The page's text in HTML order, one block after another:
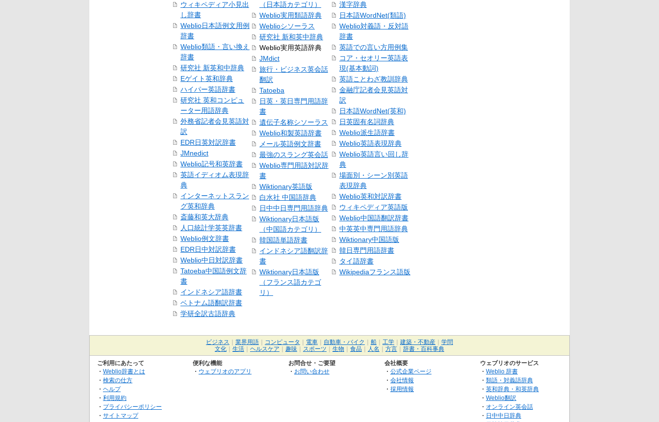
ウィキペディア小見出
し辞書
Weblio日本語例文用例
辞書
Weblio類語・言い換え
辞書
研究社 新英和中辞典
Eゲイト英和辞典
ハイパー英語辞書
研究社 英和コンピュ
ーター用語辞典
外務省記者会見英語対
訳
EDR日英対訳辞書
JMnedict
Weblio記号和英辞書
英語イディオム表現辞
典
インターネットスラン
グ英和辞典
斎藤和英大辞典
人口統計学英英辞書
Weblio例文辞書
EDR日中対訳辞書
Weblio中日対訳辞書
Tatoeba中国語例文辞
書
インドネシア語辞書
ベトナム語翻訳辞書
学研全訳古語辞典
（日本語カテゴリ）
Weblio実用類語辞典
Weblioシソーラス
研究社 新和英中辞典
Weblio実用英語辞典
JMdict
旅行・ビジネス英会話
翻訳
Tatoeba
日英・英日専門用語辞
書
遺伝子名称シソーラス
Weblio和製英語辞書
メール英語例文辞書
最強のスラング英会話
Weblio専門用語対訳辞
書
Wiktionary英語版
白水社 中国語辞典
日中中日専門用語辞典
Wiktionary日本語版
（中国語カテゴリ）
韓国語単語辞書
インドネシア語翻訳辞
書
Wiktionary日本語版
（フランス語カテゴ
リ）
漢字辞典
日本語WordNet(類語)
Weblio対義語・反対語
辞書
英語での言い方用例集
コア・セオリー英語表
現(基本動詞)
英語ことわざ教訓辞典
金融庁記者会見英語対
訳
日本語WordNet(英和)
日英固有名詞辞典
Weblio派生語辞書
Weblio英語表現辞典
Weblio英語言い回し辞
典
場面別・シーン別英語
表現辞典
Weblio英和対訳辞書
ウィキペディア英語版
Weblio中国語翻訳辞書
中英英中専門用語辞典
Wiktionary中国語版
韓日専門用語辞書
タイ語辞書
Wikipediaフランス語版
ビジネス 業界用語 コンピュータ 電車 自動車・バイク 船 工学 建築・不動産
学問
文化
生活 ヘルスケア 趣味 スポーツ 生物 食品 人名 方言 辞書・百科事典
ご利用にあたって
・ Weblio辞書とは
・ 検索の仕方
・ ヘルプ
・ 利用規約
・ プライバシーポリシー
・ サイトマップ
便利な機能
・ ウェブリオのアプリ
お問合せ・ご要望
・ お問い合わせ
会社概要
・ 公式企業ページ
・ 会社情報
・ 採用情報
ウェブリオのサービス
・ Weblio 辞書
・ 類語・対義語辞典
・ 英和辞典・和英辞典
・ Weblio翻訳
・ オンライン英会話
・ 日中中日辞典